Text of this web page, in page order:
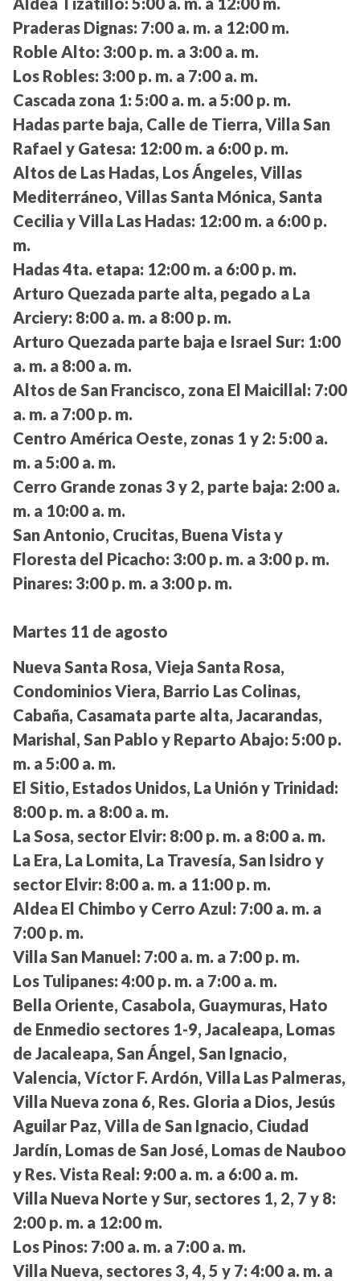
Praderas Dignas: 7:00 a. m. a 12:00 m.
Roble Alto: 3:00 p. m. a 3:00 a. m.
Los Robles: 3:00 p. m. a 7:00 a. m.
Cascada zona 1: 5:00 a. m. a 5:00 p. m.
Hadas parte baja, Calle de Tierra, Villa San
Rafael y Gatesa: 12:00 m. a 6:00 p. m.
Altos de Las Hadas, Los Ángeles, Villas
Mediterráneo, Villas Santa Mónica, Santa
Cecilia y Villa Las Hadas: 12:00 m. a 6:00 p.
m.
Hadas 4ta. etapa: 12:00 m. a 6:00 p. m.
Arturo Quezada parte alta, pegado a La
Arciery: 8:00 a. m. a 8:00 p. m.
Arturo Quezada parte baja e Israel Sur: 1:00
a. m. a 8:00 a. m.
Altos de San Francisco, zona El Maicillal: 7:00
a. m. a 7:00 p. m.
Centro América Oeste, zonas 1 y 2: 5:00 a.
m. a 5:00 a. m.
Cerro Grande zonas 3 y 2, parte baja: 2:00 a.
m. a 10:00 a. m.
San Antonio, Crucitas, Buena Vista y
Floresta del Picacho: 3:00 p. m. a 3:00 p. m.
Pinares: 3:00 p. m. a 3:00 p. m.
Martes 11 de agosto
Nueva Santa Rosa, Vieja Santa Rosa,
Condominios Viera, Barrio Las Colinas,
Cabaña, Casamata parte alta, Jacarandas,
Marishal, San Pablo y Reparto Abajo: 5:00 p.
m. a 5:00 a. m.
El Sitio, Estados Unidos, La Unión y Trinidad:
8:00 p. m. a 8:00 a. m.
La Sosa, sector Elvir: 8:00 p. m. a 8:00 a. m.
La Era, La Lomita, La Travesía, San Isidro y
sector Elvir: 8:00 a. m. a 11:00 p. m.
Aldea El Chimbo y Cerro Azul: 7:00 a. m. a
7:00 p. m.
Villa San Manuel: 7:00 a. m. a 7:00 p. m.
Los Tulipanes: 4:00 p. m. a 7:00 a. m.
Bella Oriente, Casabola, Guaymuras, Hato
de Enmedio sectores 1-9, Jacaleapa, Lomas
de Jacaleapa, San Ángel, San Ignacio,
Valencia, Víctor F. Ardón, Villa Las Palmeras,
Villa Nueva zona 6, Res. Gloria a Dios, Jesús
Aguilar Paz, Villa de San Ignacio, Ciudad
Jardín, Lomas de San José, Lomas de Nauboo
y Res. Vista Real: 9:00 a. m. a 6:00 a. m.
Villa Nueva Norte y Sur, sectores 1, 2, 7 y 8:
2:00 p. m. a 12:00 m.
Los Pinos: 7:00 a. m. a 7:00 a. m.
Villa Nueva, sectores 3, 4, 5 y 7: 4:00 a. m. a